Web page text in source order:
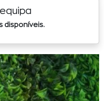
disponíveis.